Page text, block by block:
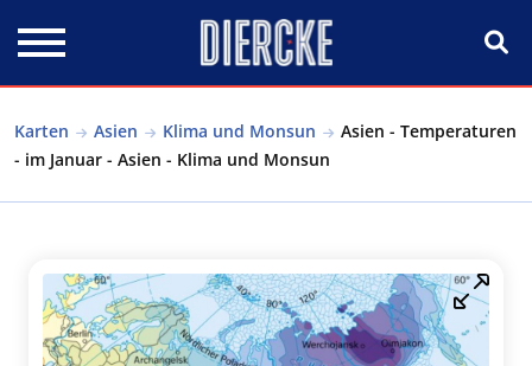
Karten Asien Klima und Monsun
Asien - Temperaturen
- im Januar - Asien - Klima und Monsun